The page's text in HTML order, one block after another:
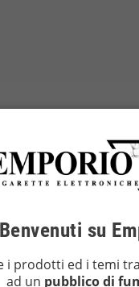
Benvenuti su
i prodotti ed i temi
ad un pubblico di